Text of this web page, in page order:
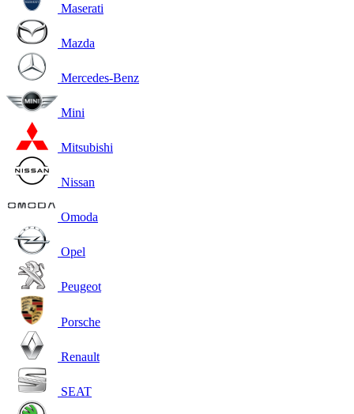
Maserati
Mazda
Mercedes-Benz
Mini
Mitsubishi
Nissan
Omoda
Opel
Peugeot
Porsche
Renault
SEAT